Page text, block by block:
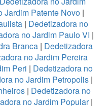
Jardim Patente Novo |
| Dedetizadora no
no Jardim Paulo VI |
Branca | Dedetizadora
no Jardim Pereira
Peri | Dedetizadora no
no Jardim Petropolis |
| Dedetizadora no
no Jardim Popular|